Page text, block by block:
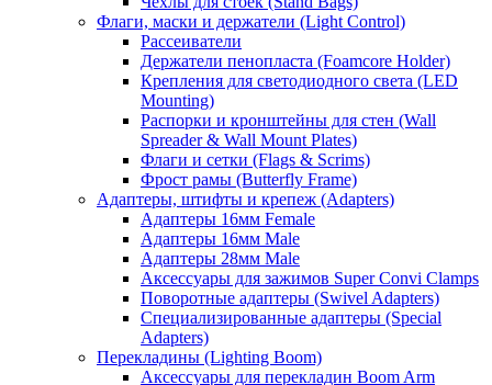
Флаги, маски и держатели (Light Control)
Рассеиватели
Держатели пенопласта (Foamcore Holder)
Крепления для светодиодного света (LED
Mounting)
Распорки и кронштейны для стен (Wall
Spreader & Wall Mount Plates)
Флаги и сетки (Flags & Scrims)
Фрост рамы (Butterfly Frame)
Адаптеры, штифты и крепеж (Adapters)
Адаптеры 16мм Female
Адаптеры 16мм Male
Адаптеры 28мм Male
Аксессуары для зажимов Super Convi Clamps
Поворотные адаптеры (Swivel Adapters)
Специализированные адаптеры (Special
Adapters)
Перекладины (Lighting Boom)
Аксессуары для перекладин Boom Arm